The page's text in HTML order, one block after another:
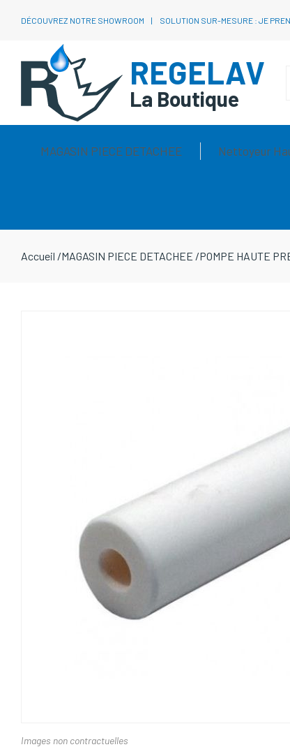
DÉCOUVREZ NOTRE SHOWROOM SOLUTION SUR-MESURE : JE
REGELAV
La Boutique
MAGASIN PIECE DETACHEE Nettoyeur
Accueil /MAGASIN PIECE DETACHEE /POMPE HAUTE
Images non contractuelles